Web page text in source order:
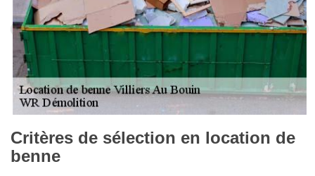
Critères de sélection en location de
benne